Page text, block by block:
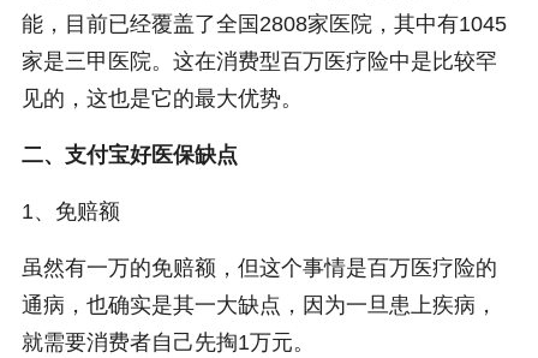
能，目前已经覆盖了全国2808家医院，其中有1045
家是三甲医院。这在消费型百万医疗险中是比较罕
见的，这也是它的最大优势。
二、支付宝好医保缺点
1、免赔额
虽然有一万的免赔额，但这个事情是百万医疗险的
通病，也确实是其一大缺点，因为一旦患上疾病，
就需要消费者自己先掏1万元。